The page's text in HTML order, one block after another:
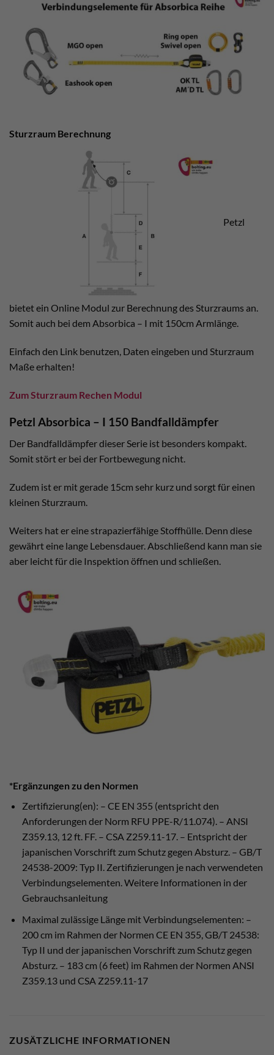
Sturzraum Berechnung
Petzl
bietet ein Online Modul zur Berechnung des Sturzraums an.
Somit auch bei dem Absorbica – I mit 150cm Armlänge.
Einfach den Link benutzen, Daten eingeben und Sturzraum
Maße erhalten!
Zum Sturzraum Rechen Modul
Petzl Absorbica – I 150 Bandfalldämpfer
Der Bandfalldämpfer dieser Serie ist besonders kompakt.
Somit stört er bei der Fortbewegung nicht.
Zudem ist er mit gerade 15cm sehr kurz und sorgt für einen
kleinen Sturzraum.
Weiters hat er eine strapazierfähige Stoffhülle. Denn diese
gewährt eine lange Lebensdauer. Abschließend kann man sie
aber leicht für die Inspektion öffnen und schließen.
*Ergänzungen zu den Normen
Zertifizierung(en): – CE EN 355 (entspricht den
Anforderungen der Norm RFU PPE-R/11.074). – ANSI
Z359.13, 12 ft. FF. – CSA Z259.11-17. – Entspricht der
japanischen Vorschrift zum Schutz gegen Absturz. – GB/T
24538-2009: Typ II. Zertifizierungen je nach verwendeten
Verbindungselementen. Weitere Informationen in der
Gebrauchsanleitung
Maximal zulässige Länge mit Verbindungselementen: –
200 cm im Rahmen der Normen CE EN 355, GB/T 24538:
Typ II und der japanischen Vorschrift zum Schutz gegen
Absturz. – 183 cm (6 feet) im Rahmen der Normen ANSI
Z359.13 und CSA Z259.11-17
ZUSÄTZLICHE INFORMATIONEN